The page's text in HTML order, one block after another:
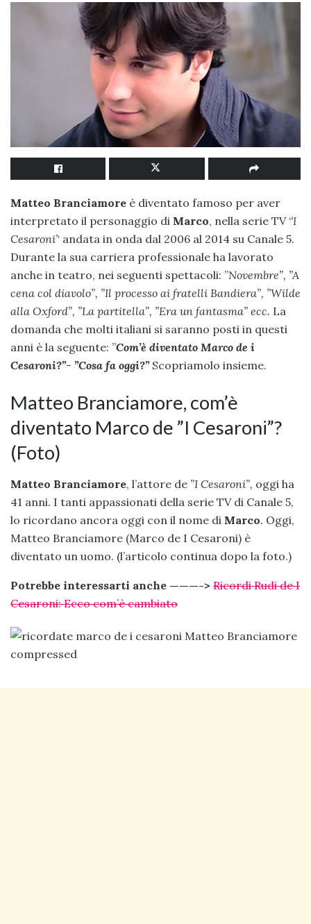
Matteo Branciamore è diventato famoso per aver
interpretato il personaggio di Marco, nella serie TV ‘‘I
Cesaroni’‘ andata in onda dal 2006 al 2014 su Canale 5.
Durante la sua carriera professionale ha lavorato
anche in teatro, nei seguenti spettacoli: ”Novembre”, ”A
cena col diavolo”, ”Il processo ai fratelli Bandiera”, ”Wilde
alla Oxford”, ”La partitella”, ”Era un fantasma” ecc. La
domanda che molti italiani si saranno posti in questi
anni è la seguente: ”Com’è diventato Marco de i
Cesaroni?”- ”Cosa fa oggi?”Scopriamolo insieme.
Matteo Branciamore, com’è
diventato Marco de ”I Cesaroni”?
(Foto)
Matteo Branciamore, l’attore de ”I Cesaroni”, oggi ha
41 anni. I tanti appassionati della serie TV di Canale 5,
lo ricordano ancora oggi con il nome di Marco. Oggi,
Matteo Branciamore (Marco de I Cesaroni) è
diventato un uomo. (l’articolo continua dopo la foto.)
Potrebbe interessarti anche ———-> Ricordi Rudi de I
Cesaroni: Ecco com’è cambiato